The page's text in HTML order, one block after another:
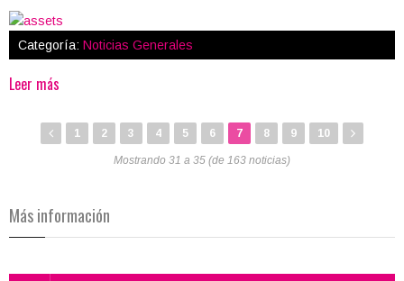
Categoría: Noticias Generales
Leer más
1 2 3 4 5 6 7 8 9 10
Mostrando 31 a 35 (de 163 noticias)
Más información